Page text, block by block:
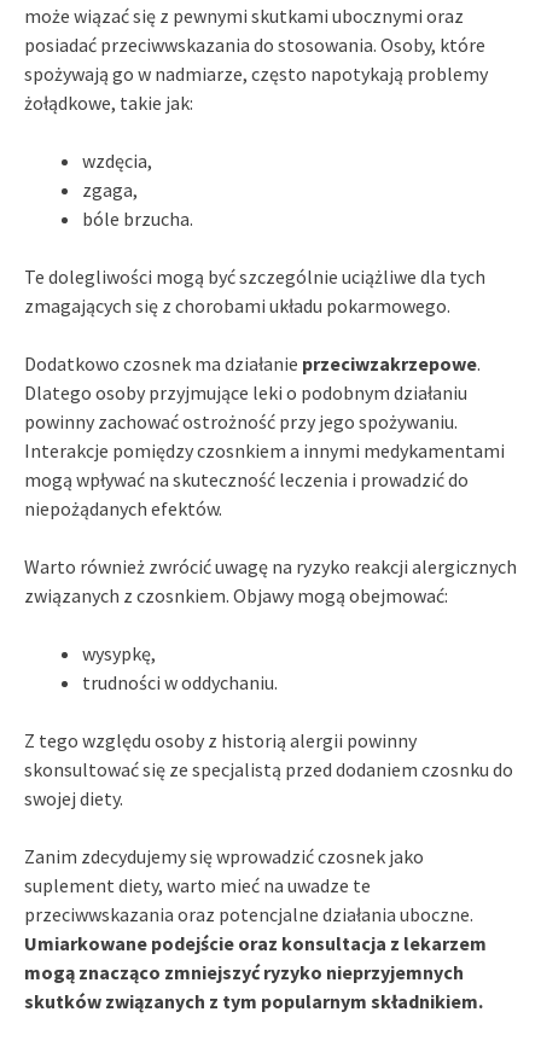
może wiązać się z pewnymi skutkami ubocznymi oraz
posiadać przeciwwskazania do stosowania. Osoby, które
spożywają go w nadmiarze, często napotykają problemy
żołądkowe, takie jak:
wzdęcia,
zgaga,
bóle brzucha.
Te dolegliwości mogą być szczególnie uciążliwe dla tych
zmagających się z chorobami układu pokarmowego.
Dodatkowo czosnek ma działanie przeciwzakrzepowe.
Dlatego osoby przyjmujące leki o podobnym działaniu
powinny zachować ostrożność przy jego spożywaniu.
Interakcje pomiędzy czosnkiem a innymi medykamentami
mogą wpływać na skuteczność leczenia i prowadzić do
niepożądanych efektów.
Warto również zwrócić uwagę na ryzyko reakcji alergicznych
związanych z czosnkiem. Objawy mogą obejmować:
wysypkę,
trudności w oddychaniu.
Z tego względu osoby z historią alergii powinny
skonsultować się ze specjalistą przed dodaniem czosnku do
swojej diety.
Zanim zdecydujemy się wprowadzić czosnek jako
suplement diety, warto mieć na uwadze te
przeciwwskazania oraz potencjalne działania uboczne.
Umiarkowane podejście oraz konsultacja z lekarzem
mogą znacząco zmniejszyć ryzyko nieprzyjemnych
skutków związanych z tym popularnym składnikiem.